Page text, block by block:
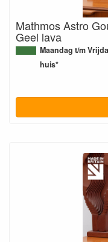
Mathmos Astro
Geel lava
Maandag t/m
huis*